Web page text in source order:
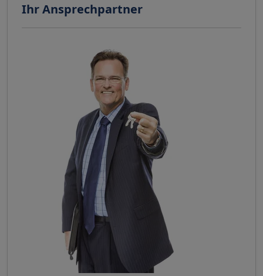
Ihr Ansprechpartner